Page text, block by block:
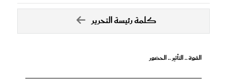
كلمة رئيسة التحرير
القوة .. التأثير .. الحضور